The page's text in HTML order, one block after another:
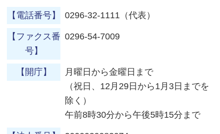
【電話番号】 0296-32-1111（代表）
【ファクス番
号】
0296-54-7009
【開庁】
月曜日から金曜日まで
（祝日、12月29日から1月3日までを
除く）
午前8時30分から午後5時15分まで